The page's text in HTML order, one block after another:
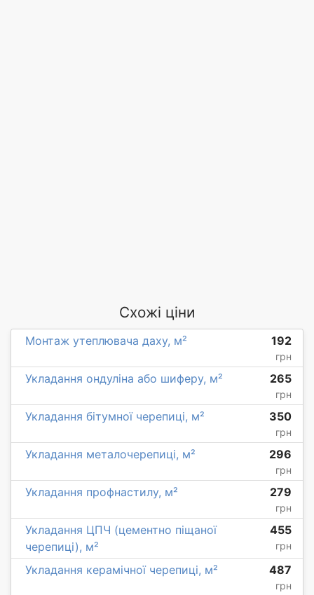
Схожі ціни
Монтаж утеплювача даху, м² 192
грн
Укладання ондуліна або шиферу, м² 265
грн
Укладання бітумної черепиці, м² 350
грн
Укладання металочерепиці, м² 296
грн
Укладання профнастилу, м² 279
грн
Укладання ЦПЧ (цементно піщаної
черепиці), м²
455
грн
Укладання керамічної черепиці, м² 487
грн